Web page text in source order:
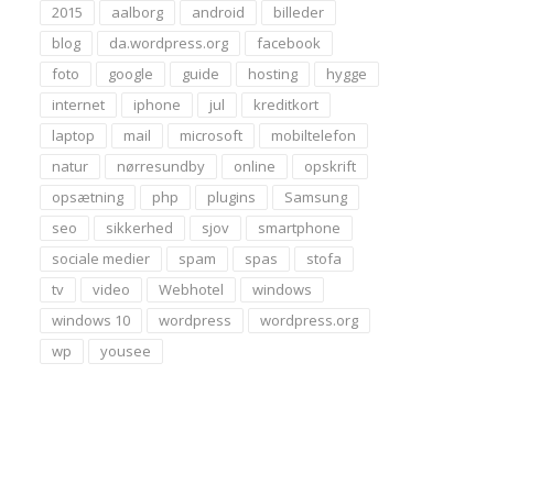
2015 aalborg android
billeder
blog
da.wordpress.org
facebook
foto
google guide hosting
hygge
internet
iphone jul
kreditkort
laptop
mail microsoft
mobiltelefon
natur
nørresundby online
opskrift
opsætning
php plugins
Samsung
seo
sikkerhed sjov
smartphone
sociale medier
spam spas
stofa
tv
video Webhotel
windows
windows 10
wordpress
wordpress.org
wp
yousee